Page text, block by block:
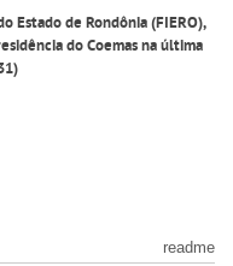
Estado de Rondônia (FIERO),
do Coemas na última
readme